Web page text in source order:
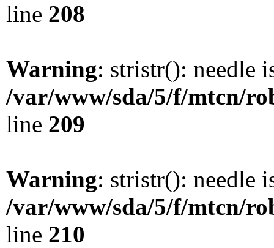
line 208
Warning: stristr(): needle
/var/www/sda/5/f/mtcn/
line 209
Warning: stristr(): needle
/var/www/sda/5/f/mtcn/
line 210